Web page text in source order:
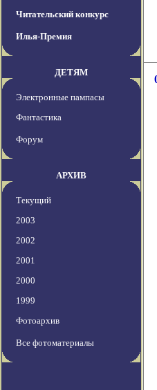
Читательский конкурс
Илья-Премия
ДЕТЯМ
Электронные пампасы
Фантастика
Форум
АРХИВ
Текущий
2003
2002
2001
2000
1999
Фотоархив
Все фотоматериалы